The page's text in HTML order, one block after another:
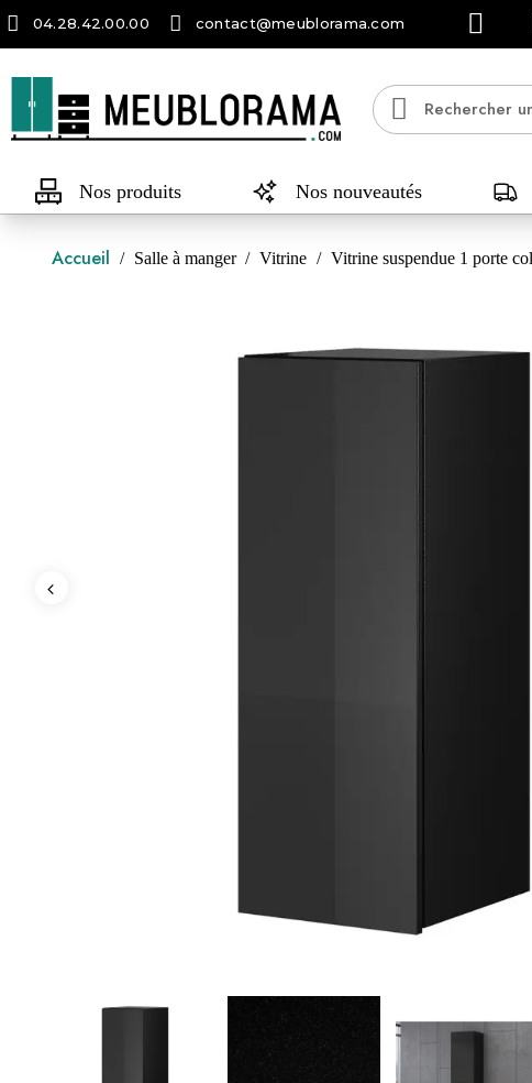
04.28.42.00.00 contact@meublorama.com
Nos produits Nos nouveautés
Accueil Salle à manger Vitrine Vitrine suspendue 1 porte